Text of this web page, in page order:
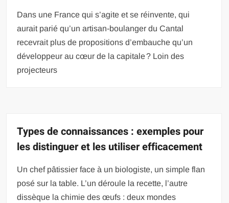
Dans une France qui s’agite et se réinvente, qui
aurait parié qu’un artisan-boulanger du Cantal
recevrait plus de propositions d’embauche qu’un
développeur au cœur de la capitale ? Loin des
projecteurs
Types de connaissances : exemples pour
les distinguer et les utiliser efficacement
Un chef pâtissier face à un biologiste, un simple flan
posé sur la table. L’un déroule la recette, l’autre
dissèque la chimie des œufs : deux mondes